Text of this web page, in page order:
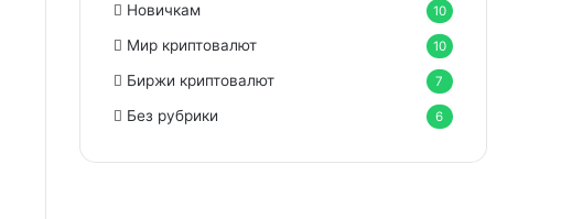
Новичкам 10
Мир криптовалют 10
Биржи криптовалют 7
Без рубрики 6